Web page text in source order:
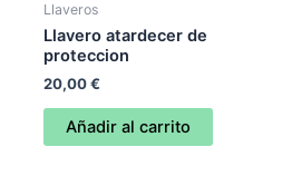
Llaveros
Llavero atardecer de
proteccion
20,00€
Añadir al carrito